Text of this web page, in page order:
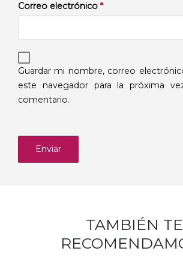
Correo electrónico *
Guardar mi nombre, correo
este navegador para la próxima
comentario.
TAMBIÉN TE